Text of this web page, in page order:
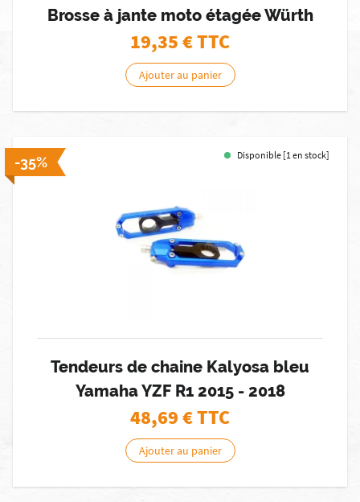
Brosse à jante moto étagée Würth
19,35€ TTC
Ajouter au panier
-35% Disponible [1 en stock]
Tendeurs de chaine Kalyosa bleu
Yamaha YZF R1 2015 - 2018
48,69€ TTC
Ajouter au panier